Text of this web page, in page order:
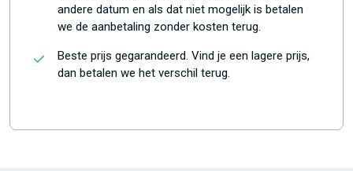
andere datum en als dat niet mogelijk is betalen
we de aanbetaling zonder kosten terug.
Beste prijs gegarandeerd. Vind je een lagere prijs,
dan betalen we het verschil terug.